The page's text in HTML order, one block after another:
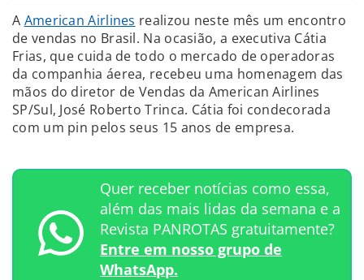
A American Airlines realizou neste mês um encontro
de vendas no Brasil. Na ocasião, a executiva Cátia
Frias, que cuida de todo o mercado de operadoras
da companhia áerea, recebeu uma homenagem das
mãos do diretor de Vendas da American Airlines
SP/Sul, José Roberto Trinca. Cátia foi condecorada
com um pin pelos seus 15 anos de empresa.
Quer receber notícias como essa,
além das mais lidas da semana e a
Revista PANROTAS gratuitamente?
Entre em nosso grupo de
WhatsApp.